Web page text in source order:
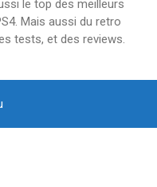
le top des meilleurs
Mais aussi du retro
tests, et des reviews.